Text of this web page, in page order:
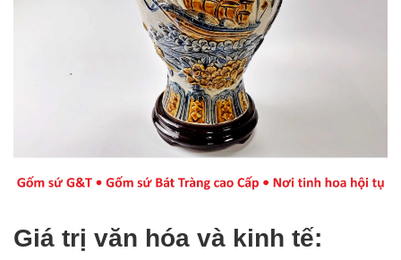
Giá trị văn hóa và kinh tế: